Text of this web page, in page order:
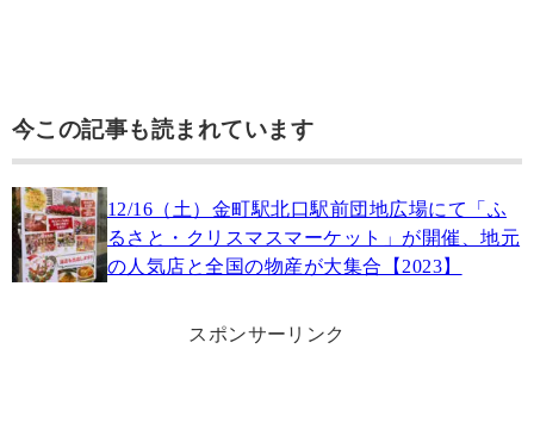
今この記事も読まれています
12/16（土）金町駅北口駅前団地広場にて「ふ
るさと・クリスマスマーケット」が開催、地元
の人気店と全国の物産が大集合【2023】
スポンサーリンク